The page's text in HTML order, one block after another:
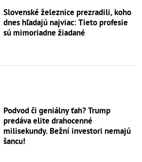
Slovenské železnice prezradili, koho
dnes hľadajú najviac: Tieto profesie
sú mimoriadne žiadané
Podvod či geniálny ťah? Trump
predáva elite drahocenné
milisekundy. Bežní investori nemajú
šancu!